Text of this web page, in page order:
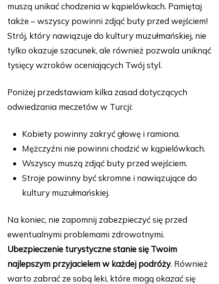
muszą unikać chodzenia w kąpielówkach. Pamiętaj
także – wszyscy powinni zdjąć buty przed wejściem!
Strój, który nawiązuje do kultury muzułmańskiej, nie
tylko okazuje szacunek, ale również pozwala uniknąć
tysięcy wzroków oceniających Twój styl.
Poniżej przedstawiam kilka zasad dotyczących
odwiedzania meczetów w Turcji:
Kobiety powinny zakryć głowę i ramiona.
Mężczyźni nie powinni chodzić w kąpielówkach.
Wszyscy muszą zdjąć buty przed wejściem.
Stroje powinny być skromne i nawiązujące do
kultury muzułmańskiej.
Na koniec, nie zapomnij zabezpieczyć się przed
ewentualnymi problemami zdrowotnymi.
Ubezpieczenie turystyczne stanie się Twoim
najlepszym przyjacielem w każdej podróży. Również
warto zabrać ze sobą leki, które mogą okazać się